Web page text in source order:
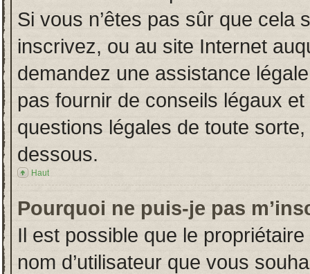
Si vous n’êtes pas sûr que cela
inscrivez, ou au site Internet
demandez une assistance
pas fournir de conseils légaux
questions légales de toute
dessous.
Haut
Pourquoi ne puis-je pas
Il est possible que le
nom d’utilisateur que vous